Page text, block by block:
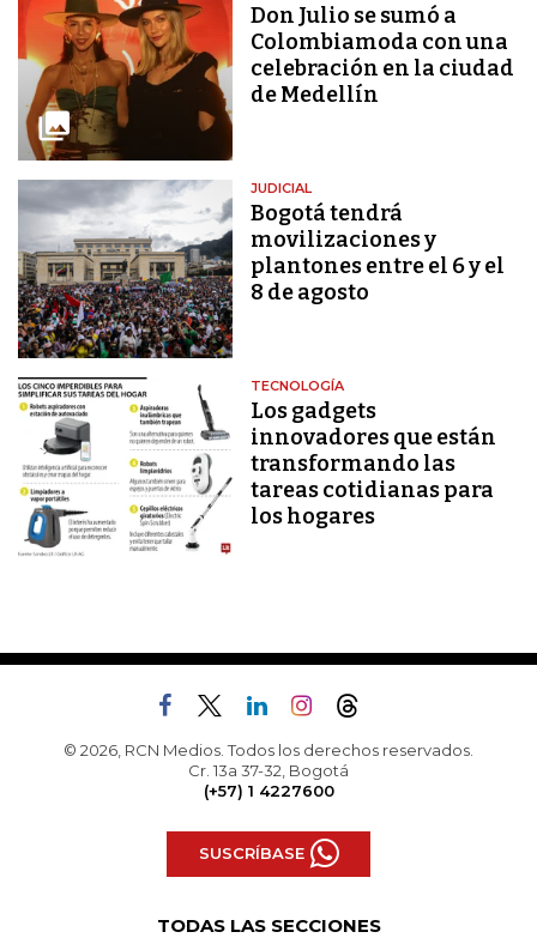
Don Julio se sumó a
Colombiamoda con una
celebración en la ciudad
de Medellín
JUDICIAL
Bogotá tendrá
movilizaciones y
plantones entre el 6 y el
8 de agosto
TECNOLOGÍA
Los gadgets
innovadores que están
transformando las
tareas cotidianas para
los hogares
© 2026, RCN Medios. Todos los derechos reservados.
Cr. 13a 37-32, Bogotá
(+57) 1 4227600
SUSCRÍBASE
TODAS LAS SECCIONES